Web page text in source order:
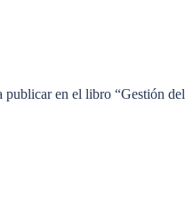
publicar en el libro “Gestión del